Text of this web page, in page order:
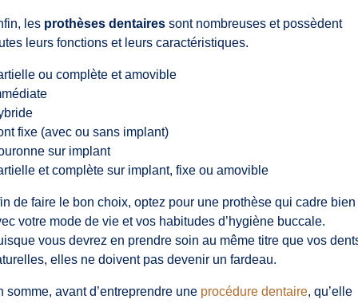
les prothèses dentaires sont nombreuses et possèdent
leurs fonctions et leurs caractéristiques.
ou complète et amovible
fixe (avec ou sans implant)
sur implant
et complète sur implant, fixe ou amovible
de faire le bon choix, optez pour une prothèse qui cadre bien
votre mode de vie et vos habitudes d’hygiène buccale.
vous devrez en prendre soin au même titre que vos
elles ne doivent pas devenir un fardeau.
somme, avant d’entreprendre une procédure dentaire, qu’elle